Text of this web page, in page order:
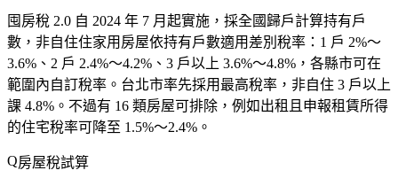
囤房稅 2.0 自 2024 年 7 月起實施，採全國歸戶計算持有戶
數，非自住住家用房屋依持有戶數適用差別稅率：1 戶 2%～
3.6%、2 戶 2.4%～4.2%、3 戶以上 3.6%～4.8%，各縣市可在
範圍內自訂稅率。台北市率先採用最高稅率，非自住 3 戶以上
課 4.8%。不過有 16 類房屋可排除，例如出租且申報租賃所得
的住宅稅率可降至 1.5%～2.4%。
房屋稅試算